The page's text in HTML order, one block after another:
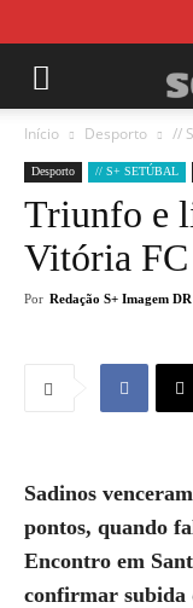
Início Desporto //
Desporto // S+ SETÚBAL
Triunfo e
Vitória
Por Redação S+ Imagem DR
Sadinos
pontos, quando
Encontro em
confirmar subida